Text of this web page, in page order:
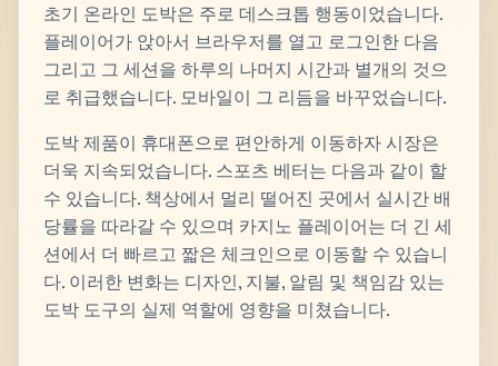
초기 온라인 도박은 주로 데스크톱 행동이었습니다.
플레이어가 앉아서 브라우저를 열고 로그인한 다음
그리고 그 세션을 하루의 나머지 시간과 별개의 것으
로 취급했습니다. 모바일이 그 리듬을 바꾸었습니다.
도박 제품이 휴대폰으로 편안하게 이동하자 시장은
더욱 지속되었습니다. 스포츠 베터는 다음과 같이 할
수 있습니다. 책상에서 멀리 떨어진 곳에서 실시간 배
당률을 따라갈 수 있으며 카지노 플레이어는 더 긴 세
션에서 더 빠르고 짧은 체크인으로 이동할 수 있습니
다. 이러한 변화는 디자인, 지불, 알림 및 책임감 있는
도박 도구의 실제 역할에 영향을 미쳤습니다.